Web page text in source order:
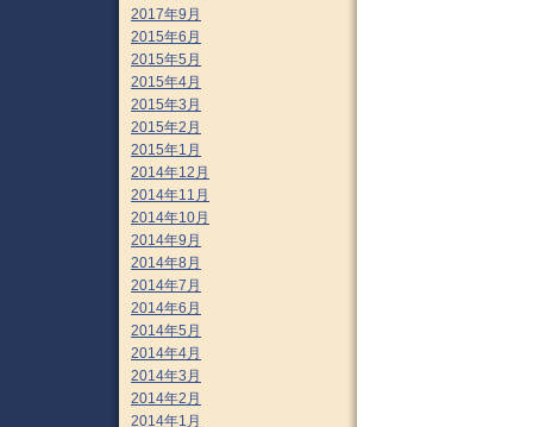
2017年9月
2015年6月
2015年5月
2015年4月
2015年3月
2015年2月
2015年1月
2014年12月
2014年11月
2014年10月
2014年9月
2014年8月
2014年7月
2014年6月
2014年5月
2014年4月
2014年3月
2014年2月
2014年1月